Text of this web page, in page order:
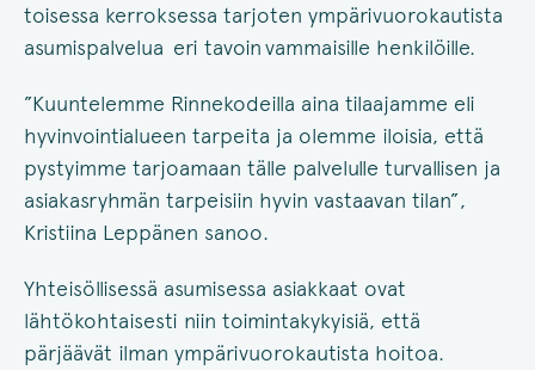
toisessa kerroksessa tarjoten ympärivuorokautista
asumispalvelua eri tavoin vammaisille henkilöille.
”Kuuntelemme Rinnekodeilla aina tilaajamme eli
hyvinvointialueen tarpeita ja olemme iloisia, että
pystyimme tarjoamaan tälle palvelulle turvallisen ja
asiakasryhmän tarpeisiin hyvin vastaavan tilan”,
Kristiina Leppänen sanoo.
Yhteisöllisessä asumisessa asiakkaat ovat
lähtökohtaisesti niin toimintakykyisiä, että
pärjäävät ilman ympärivuorokautista hoitoa.